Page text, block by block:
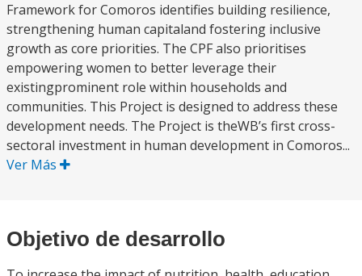
Framework for Comoros identifies building resilience,
strengthening human capitaland fostering inclusive
growth as core priorities. The CPF also prioritises
empowering women to better leverage their
existingprominent role within households and
communities. This Project is designed to address these
development needs. The Project is theWB’s first cross-
sectoral investment in human development in Comoros...
Ver Más
Objetivo de desarrollo